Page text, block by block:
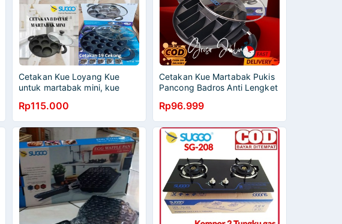
Cetakan Kue Loyang Kue
untuk martabak mini, kue
kue cubit dll
Rp115.000
Cetakan Kue Martabak Pukis
Pancong Badros Anti Lengket
Rp96.999